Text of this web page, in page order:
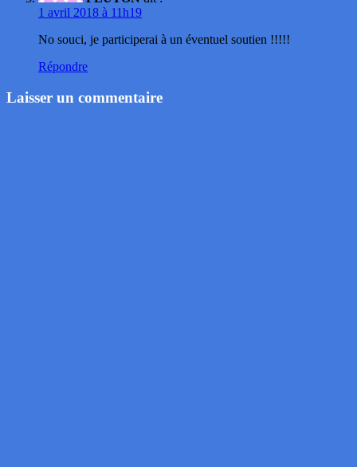
1 avril 2018 à 11h19
No souci, je participerai à un éventuel soutien !!!!!
Répondre
Laisser un commentaire